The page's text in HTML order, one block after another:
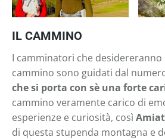
IL CAMMINO
I camminatori che
cammino sono guidati dal
che si porta con sè una forte
cammino veramente carico di
esperienze e curiosità, così
di questa stupenda montagna e